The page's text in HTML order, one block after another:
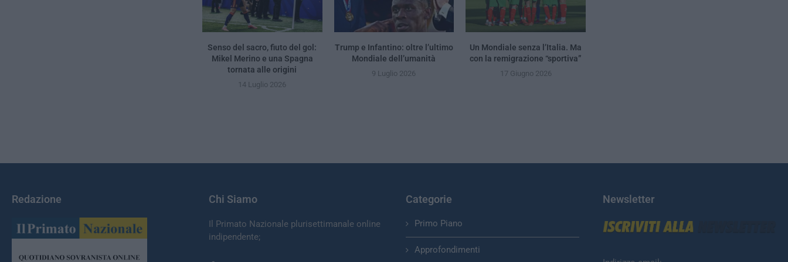
Senso del sacro, fiuto del gol:
Mikel Merino e una Spagna
tornata alle origini
14 Luglio 2026
Trump e Infantino: oltre l’ultimo
Mondiale dell’umanità
9 Luglio 2026
Un Mondiale senza l’Italia. Ma
con la remigrazione “sportiva”
17 Giugno 2026
Redazione Chi Siamo
Il Primato Nazionale plurisettimanale online
indipendente;
Categorie
Primo Piano
Approfondimenti
Newsletter